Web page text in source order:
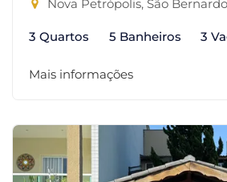
Nova Petrópolis, São
3 Quartos 5 Banheiros 3
Mais informações